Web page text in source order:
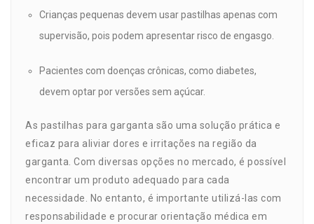
Crianças pequenas devem usar pastilhas apenas com
supervisão, pois podem apresentar risco de engasgo.
Pacientes com doenças crônicas, como diabetes,
devem optar por versões sem açúcar.
As pastilhas para garganta são uma solução prática e
eficaz para aliviar dores e irritações na região da
garganta. Com diversas opções no mercado, é possível
encontrar um produto adequado para cada
necessidade. No entanto, é importante utilizá-las com
responsabilidade e procurar orientação médica em